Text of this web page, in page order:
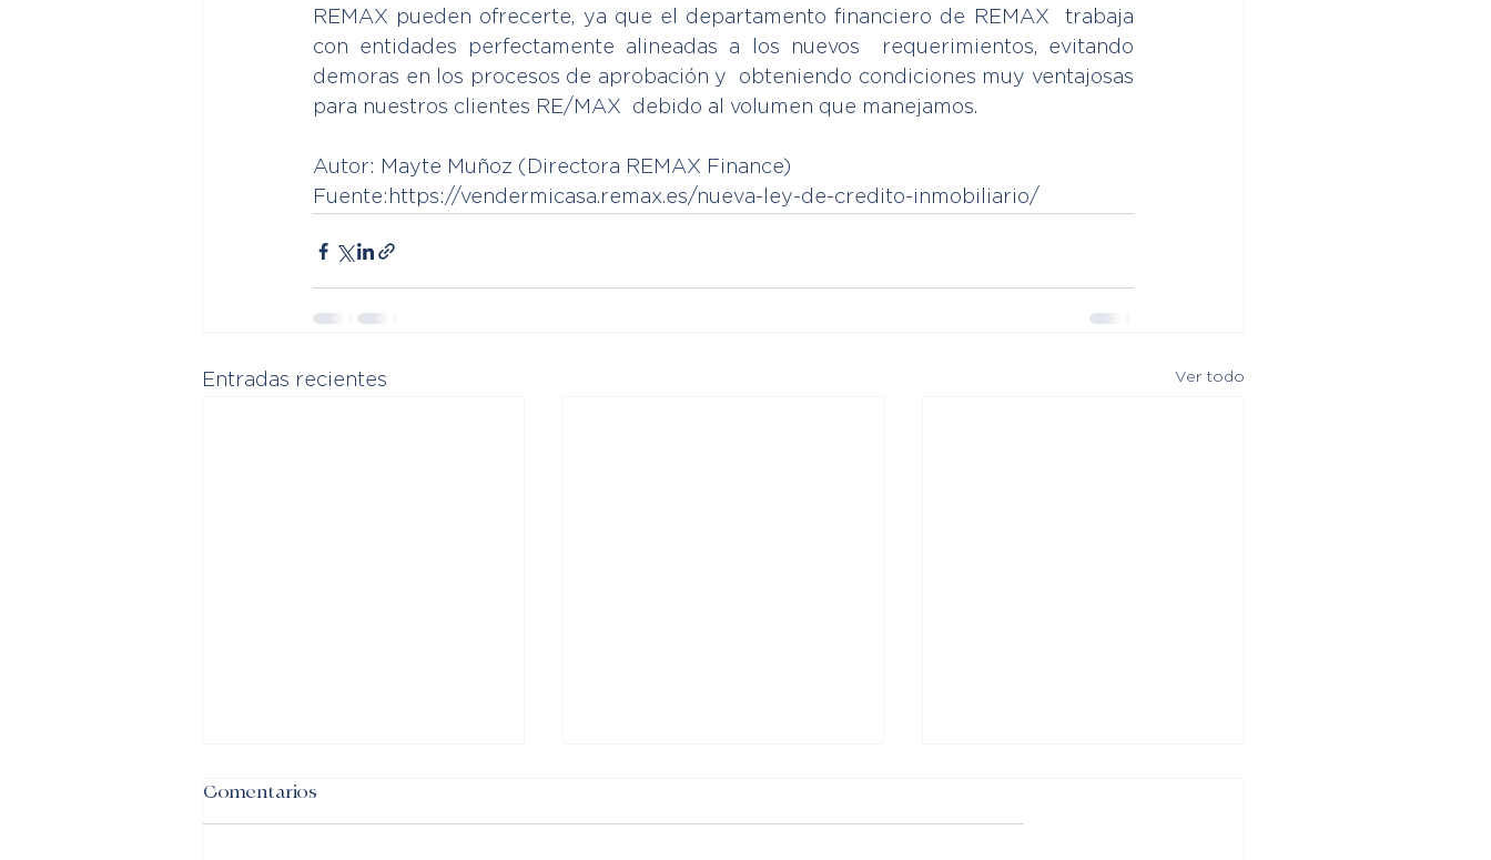
REMAX pueden ofrecerte, ya que el departamento financiero de REMAX  trabaja
con entidades perfectamente alineadas a los nuevos  requerimientos, evitando
demoras en los procesos de aprobación y  obteniendo condiciones muy ventajosas
para nuestros clientes RE/MAX  debido al volumen que manejamos.
Autor: Mayte Muñoz (Directora REMAX Finance)
Fuente:https://vendermicasa.remax.es/nueva-ley-de-credito-inmobiliario/
Entradas recientes Ver todo
Comentarios